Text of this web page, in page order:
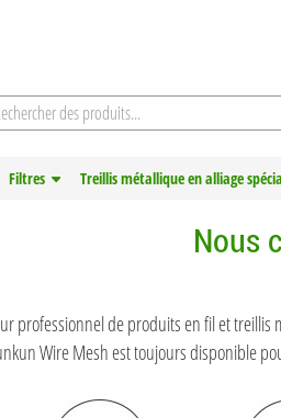
Filtres Treillis métallique en alliage
Nous
professionnel de produits en fil et
Wire Mesh est toujours disponible